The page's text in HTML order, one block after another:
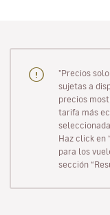
"Precios
sujetas a
precios
tarifa más
Haz click en
para los
sección